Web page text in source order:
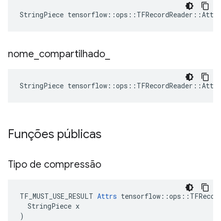
StringPiece
nome compartilhado
StringPiece
Funções públicas
Tipo de compressão
TF_MUST_USE_RESULT Attrs
  StringPiece x
)